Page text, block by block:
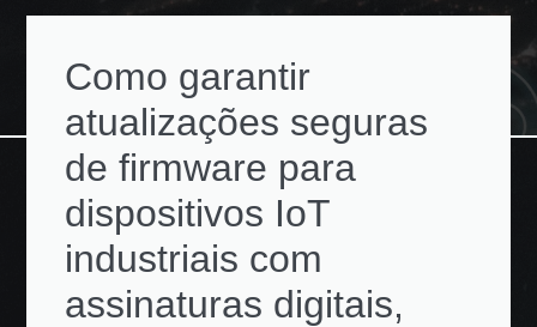
Como garantir
atualizações seguras
de firmware para
dispositivos IoT
industriais com
assinaturas digitais,